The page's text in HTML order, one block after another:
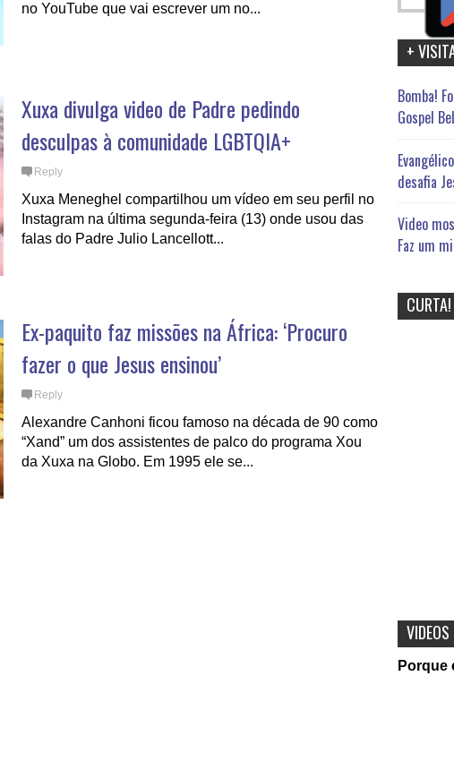
no YouTube que vai escrever um no...
Xuxa divulga video de Padre pedindo
desculpas à comunidade LGBTQIA+
Reply
Xuxa Meneghel compartilhou um vídeo em seu perfil no
Instagram na última segunda-feira (13) onde usou das
falas do Padre Julio Lancellott...
Ex-paquito faz missões na África: ‘Procuro
fazer o que Jesus ensinou’
Reply
Alexandre Canhoni ficou famoso na década de 90 como
“Xand” um dos assistentes de palco do programa Xou
da Xuxa na Globo. Em 1995 ele se...
+
Bomba!
Gospel
desafia
Video
Faz um
CURTA!
VIDEOS
Porque